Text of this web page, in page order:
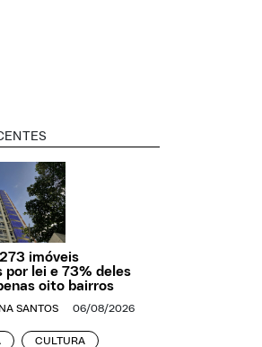
imóveis
por lei e 73% deles
oito bairros
SANTOS 06/08/2026
CULTURA